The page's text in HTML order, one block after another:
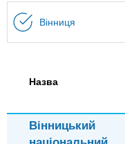
n
t
.
з
Вінниця
Назва
Вінницький